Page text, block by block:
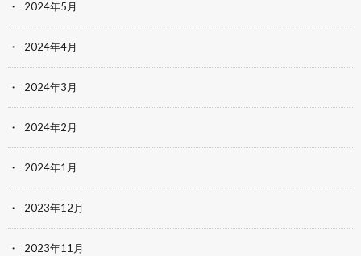
2024年5月
2024年4月
2024年3月
2024年2月
2024年1月
2023年12月
2023年11月